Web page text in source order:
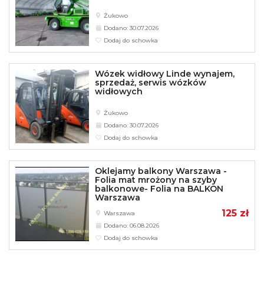
Żukowo
Dodano: 30.07.2026
Dodaj do schowka
Wózek widłowy Linde wynajem,
sprzedaż, serwis wózków
widłowych
Żukowo
Dodano: 30.07.2026
Dodaj do schowka
Oklejamy balkony Warszawa -
Folia mat mrożony na szyby
balkonowe- Folia na BALKON
Warszawa
125 zł
Warszawa
Dodano: 06.08.2026
Dodaj do schowka